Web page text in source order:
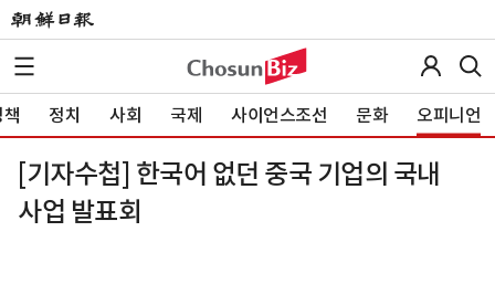
정치 사회 국제 사이언스조선 문화 오피니언
[기자수첩] 한국어 없던 중국 기업의 국내
사업 발표회